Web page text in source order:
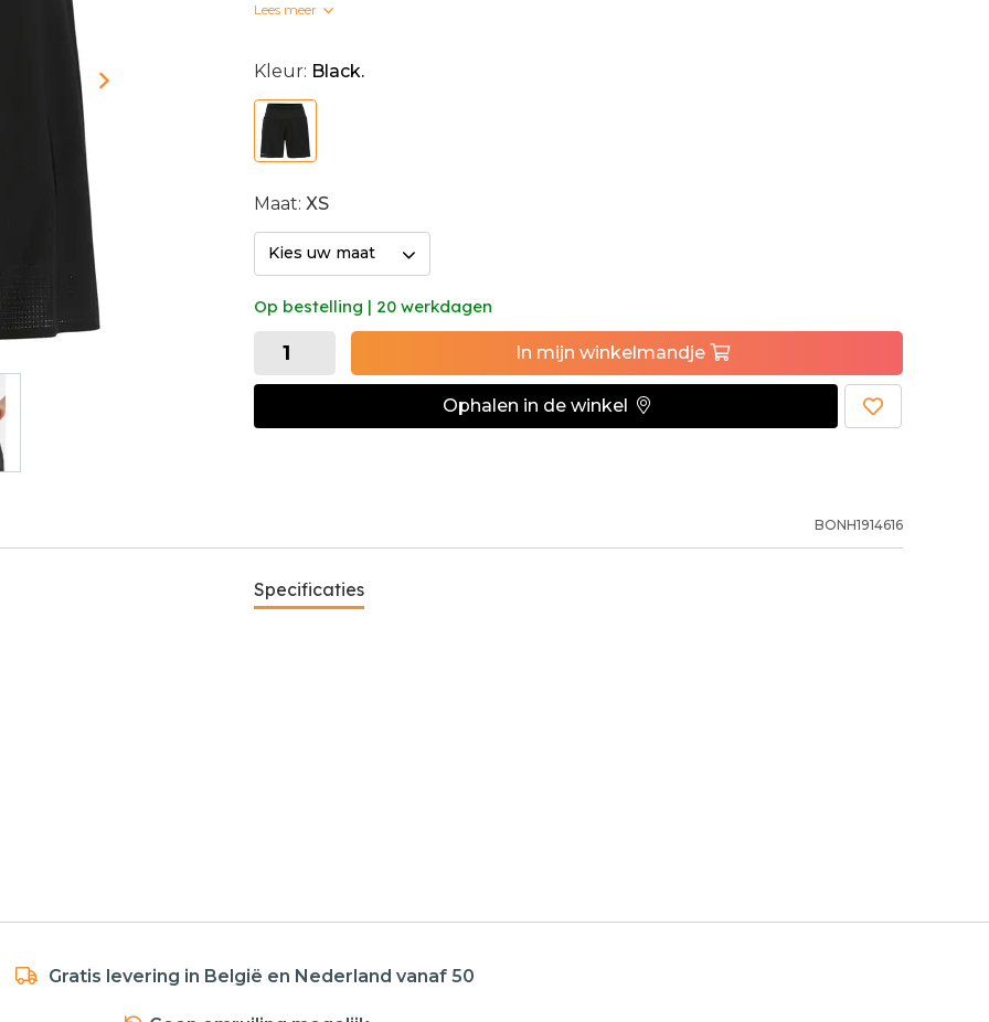
Bedrukte clubkleding kan niet omgeruild worden.
Lees meer
Kleur: Black.
Maat: XS
Kies uw maat
Op bestelling | 20 werkdagen
In mijn winkelmandje
Ophalen in de winkel
BONH1914616
Specificaties
Gratis levering in België en Nederland vanaf 50